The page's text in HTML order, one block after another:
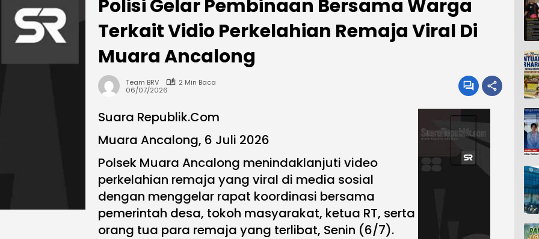
Polisi Gelar Pembinaan Bersama Warga
Terkait Vidio Perkelahian Remaja Viral Di
Muara Ancalong
Team BRV
2 Min Baca
06/07/2026
Suara Republik.Com
Muara Ancalong, 6 Juli 2026
Polsek Muara Ancalong menindaklanjuti video
perkelahian remaja yang viral di media sosial
dengan menggelar rapat koordinasi bersama
pemerintah desa, tokoh masyarakat, ketua RT, serta
orang tua para remaja yang terlibat, Senin (6/7).